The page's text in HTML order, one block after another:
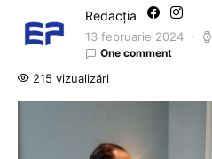
Redacția
13 februarie 2024
One comment
215 vizualizări